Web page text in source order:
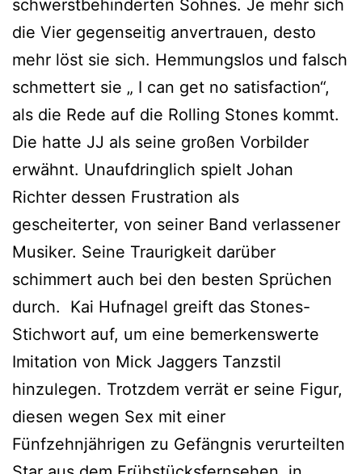
schwerstbehinderten Sohnes. Je mehr sich
die Vier gegenseitig anvertrauen, desto
mehr löst sie sich. Hemmungslos und falsch
schmettert sie „ I can get no satisfaction“,
als die Rede auf die Rolling Stones kommt.
Die hatte JJ als seine großen Vorbilder
erwähnt. Unaufdringlich spielt Johan
Richter dessen Frustration als
gescheiterter, von seiner Band verlassener
Musiker. Seine Traurigkeit darüber
schimmert auch bei den besten Sprüchen
durch. Kai Hufnagel greift das Stones-
Stichwort auf, um eine bemerkenswerte
Imitation von Mick Jaggers Tanzstil
hinzulegen. Trotzdem verrät er seine Figur,
diesen wegen Sex mit einer
Fünfzehnjährigen zu Gefängnis verurteilten